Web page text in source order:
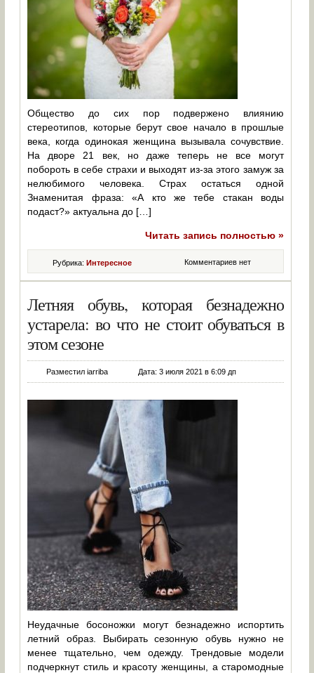
Общество до сих пор подвержено влиянию
стереотипов, которые берут свое начало в прошлые
века, когда одинокая женщина вызывала сочувствие.
На дворе 21 век, но даже теперь не все могут
побороть в себе страхи и выходят из-за этого замуж за
нелюбимого человека. Страх остаться одной
Знаменитая фраза: «А кто же тебе стакан воды
подаст?» актуальна до […]
Читать запись полностью »
Комментариев нет
Рубрика:Интересное
Летняя обувь, которая безнадежно
устарела: во что не стоит обуваться в
этом сезоне
Разместил iarriba Дата: 3 июля 2021 в 6:09 дп
Неудачные босоножки могут безнадежно испортить
летний образ. Выбирать сезонную обувь нужно не
менее тщательно, чем одежду. Трендовые модели
подчеркнут стиль и красоту женщины, а старомодные